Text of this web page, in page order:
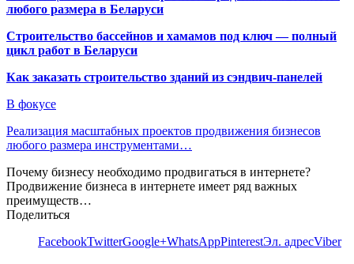
любого размера в Беларуси
Строительство бассейнов и хамамов под ключ — полный
цикл работ в Беларуси
Как заказать строительство зданий из сэндвич-панелей
В фокусе
Реализация масштабных проектов продвижения бизнесов
любого размера инструментами…
Почему бизнесу необходимо продвигаться в интернете?
Продвижение бизнеса в интернете имеет ряд важных
преимуществ…
Поделиться
FacebookTwitterGoogle+WhatsAppPinterestЭл. адресViber